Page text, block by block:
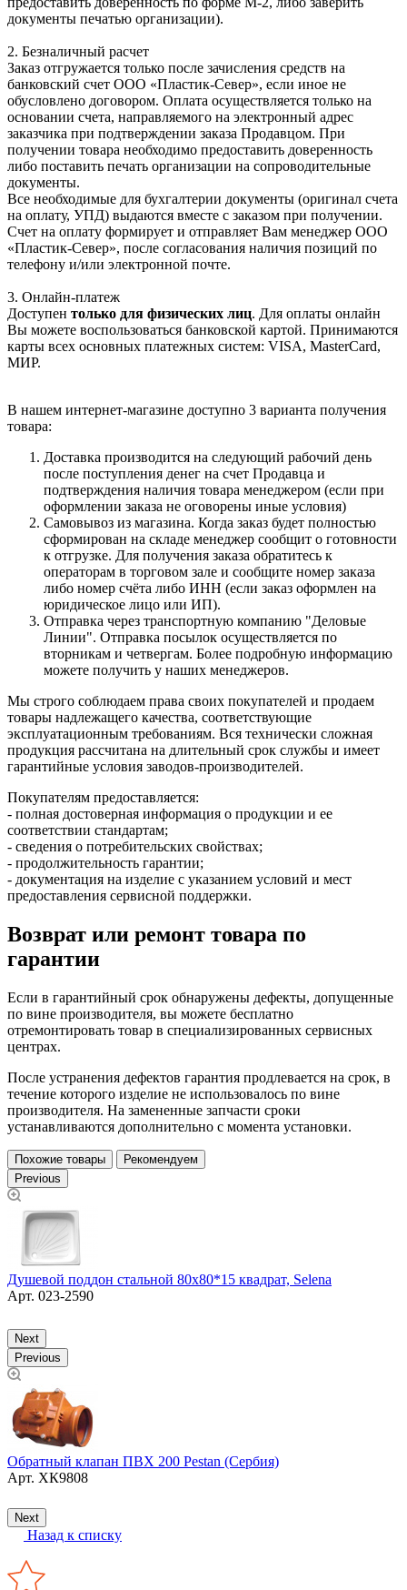
документы печатью организации).
2. Безналичный расчет
Заказ отгружается только после зачисления средств на
банковский счет ООО «Пластик-Север», если иное не
обусловлено договором. Оплата осуществляется только на
основании счета, направляемого на электронный адрес
заказчика при подтверждении заказа Продавцом. При
получении товара необходимо предоставить доверенность
либо поставить печать организации на сопроводительные
документы.
Все необходимые для бухгалтерии документы (оригинал счета
на оплату, УПД) выдаются вместе с заказом при получении.
Счет на оплату формирует и отправляет Вам менеджер ООО
«Пластик-Север», после согласования наличия позиций по
телефону и/или электронной почте.
3. Онлайн-платеж
Доступен только для физических лиц. Для оплаты онлайн
Вы можете воспользоваться банковской картой. Принимаются
карты всех основных платежных систем: VISA, MasterCard,
МИР.
В нашем интернет-магазине доступно 3 варианта получения
товара:
Доставка производится на следующий рабочий день
после поступления денег на счет Продавца и
подтверждения наличия товара менеджером (если при
оформлении заказа не оговорены иные условия)
Самовывоз из магазина. Когда заказ будет полностью
сформирован на складе менеджер сообщит о готовности
к отгрузке. Для получения заказа обратитесь к
операторам в торговом зале и сообщите номер заказа
либо номер счёта либо ИНН (если заказ оформлен на
юридическое лицо или ИП).
Отправка через транспортную компанию "Деловые
Линии". Отправка посылок осуществляется по
вторникам и четвергам. Более подробную информацию
можете получить у наших менеджеров.
Мы строго соблюдаем права своих покупателей и продаем
товары надлежащего качества, соответствующие
эксплуатационным требованиям. Вся технически сложная
продукция рассчитана на длительный срок службы и имеет
гарантийные условия заводов-производителей.
Покупателям предоставляется:
- полная достоверная информация о продукции и ее
соответствии стандартам;
- сведения о потребительских свойствах;
- продолжительность гарантии;
- документация на изделие с указанием условий и мест
предоставления сервисной поддержки.
Возврат или ремонт товара по
гарантии
Если в гарантийный срок обнаружены дефекты, допущенные
по вине производителя, вы можете бесплатно
отремонтировать товар в специализированных сервисных
центрах.
После устранения дефектов гарантия продлевается на срок, в
течение которого изделие не использовалось по вине
производителя. На замененные запчасти сроки
устанавливаются дополнительно с момента установки.
Похожие товары
Рекомендуем
Previous
Душевой поддон стальной 80х80*15 квадрат, Selena
Арт. 023-2590
Next
Previous
Обратный клапан ПВХ 200 Pestan (Сербия)
Арт. ХК9808
Next
Назад к списку